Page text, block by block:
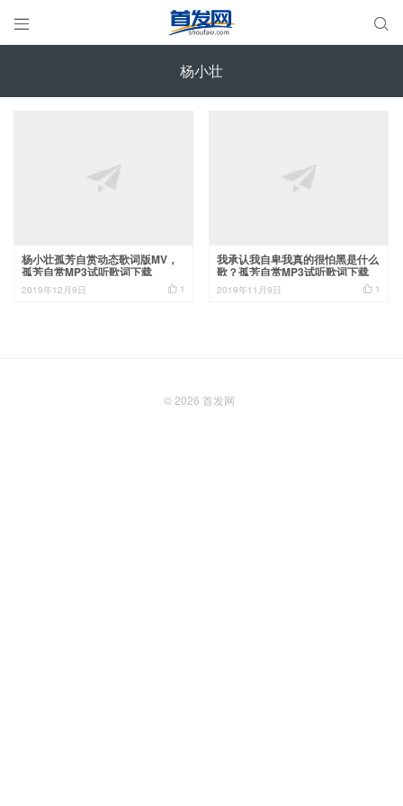
 
杨小壮
杨小壮孤芳自赏动态歌词版MV，
孤芳自赏MP3试听歌词下载
 1
2019年12月9日
我承认我自卑我真的很怕黑是什么
歌？孤芳自赏MP3试听歌词下载
 1
2019年11月9日
© 2026 首发网